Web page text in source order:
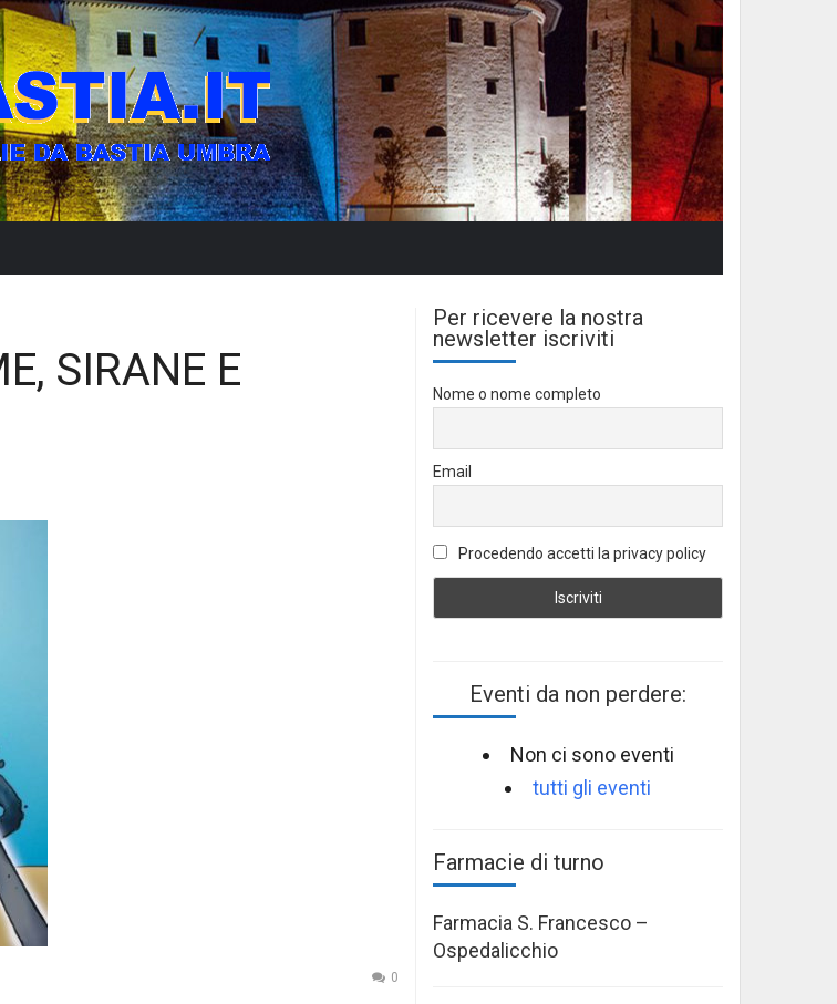
SIRANE E
0
Per ricevere la nostra
newsletter iscriviti
Nome o nome completo
Email
Procedendo accetti la privacy policy
Eventi da non perdere:
Non ci sono eventi
tutti gli eventi
Farmacie di turno
Farmacia S. Francesco –
Ospedalicchio